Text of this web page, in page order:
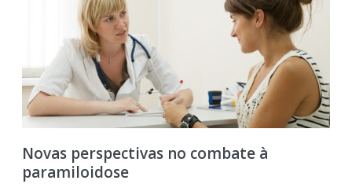
Novas perspectivas no combate à
paramiloidose